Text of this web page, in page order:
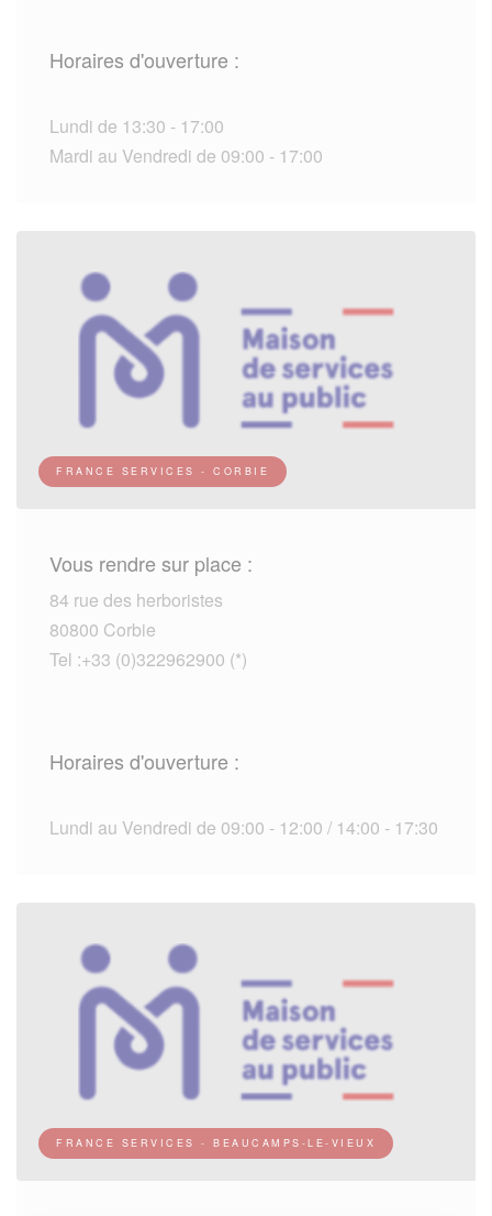
Horaires d'ouverture :
Lundi de 13:30 - 17:00
Mardi au Vendredi de 09:00 - 17:00
FRANCE SERVICES - CORBIE
Vous rendre sur place :
84 rue des herboristes
80800 Corbie
Tel :+33 (0)322962900 (*)
Horaires d'ouverture :
Lundi au Vendredi de 09:00 - 12:00 / 14:00 - 17:30
FRANCE SERVICES - BEAUCAMPS-LE-VIEUX